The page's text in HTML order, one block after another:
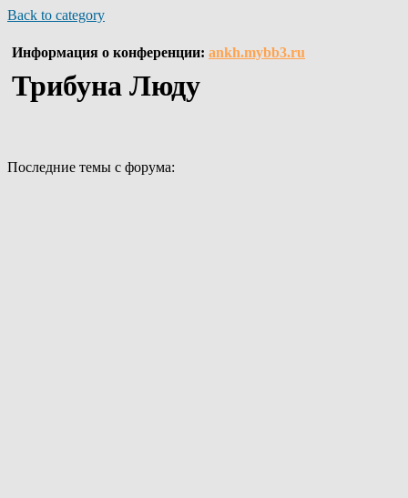
Back to category
Информация о конференции: ankh.mybb3.ru
Трибуна Люду
Последние темы с форума: